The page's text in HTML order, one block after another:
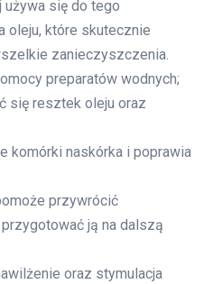
się do tego
oleju, które skutecznie
zanieczyszczenia.
preparatów wodnych;
się resztek oleju oraz
komórki naskórka i poprawia
przywrócić
ją na dalszą
oraz stymulacja